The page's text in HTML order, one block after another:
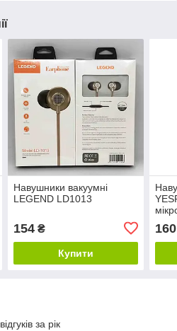
Навушники вакуумні
LEGEND LD1013
154₴
Купити
160
за рік